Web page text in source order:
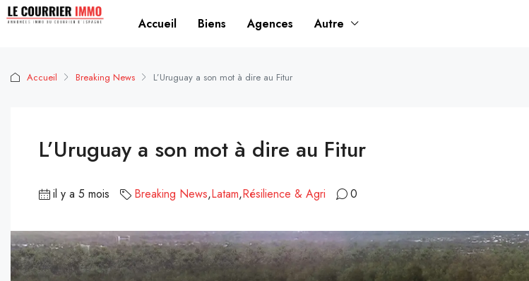
Accueil Biens Agences Autre
Accueil Breaking News L’Uruguay a son mot à dire au Fitur
L’Uruguay a son mot à dire au Fitur
il y a 5 mois Breaking News,Latam,Résilience & Agri 0